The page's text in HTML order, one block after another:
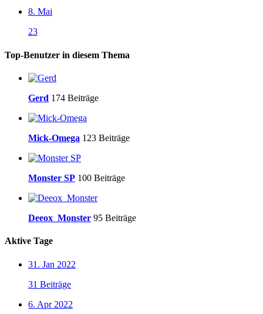
8. Mai
23
Top-Benutzer in diesem Thema
Gerd 174 Beiträge
Mick-Omega 123 Beiträge
Monster SP 100 Beiträge
Deeox_Monster 95 Beiträge
Aktive Tage
31. Jan 2022
31 Beiträge
6. Apr 2022